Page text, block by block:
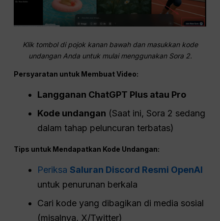
Klik tombol di pojok kanan bawah dan masukkan kode
undangan Anda untuk mulai menggunakan Sora 2.
Persyaratan untuk Membuat Video:
Langganan ChatGPT Plus atau Pro
Kode undangan (Saat ini, Sora 2 sedang
dalam tahap peluncuran terbatas)
Tips untuk Mendapatkan Kode Undangan:
PeriksaSaluran Discord Resmi OpenAI
untuk penurunan berkala
Cari kode yang dibagikan di media sosial
(misalnya, X/Twitter)